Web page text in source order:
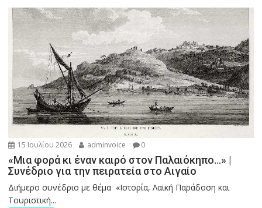
15 Ιουλίου 2026 adminvoice 0
«Μια φορά κι έναν καιρό στον Παλαιόκηπο…» |
Συνέδριο για την πειρατεία στο Αιγαίο
Διήμερο συνέδριο με θέμα «Ιστορία, Λαϊκή Παράδοση και
Τουριστική...